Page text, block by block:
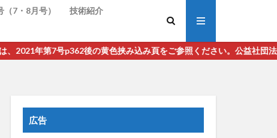
7・8月号）
技術紹介
号p362後の黄色挟み込み頁をご参照ください。公益社団法人 日本分
広告